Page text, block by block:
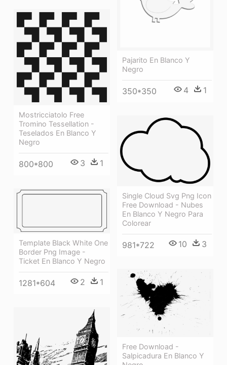
Pajarito En Blanco Y
Negro
350*350 4 1
Mostricciatolo Free
Tromino Tessellation -
Teselados En Blanco Y
Negro
800*800 3 1
Single Cloud Svg Png Icon
Free Download - Nubes
En Blanco Y Negro Para
Colorear
981*722 10 3
Template Black White One
Border Png Image -
Ticket En Blanco Y Negro
1281*604 2 1
Free Download -
Salpicadura En Blanco Y